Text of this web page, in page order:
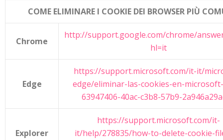
COME ELIMINARE I COOKIE DEI BROWSER PIÙ
Chrome
http://support.google.com/chrome/
hl=it
Edge
https://support.microsoft.com/it-it/
edge/eliminar-las-cookies-en-
63947406-40ac-c3b8-57b9-
Explorer
https://support.microsoft.com/it-
it/help/278835/how-to-delete-cookie-